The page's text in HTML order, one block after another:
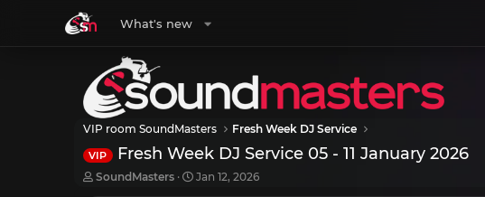
What's new
VIP room SoundMasters Fresh Week DJ Service
VIP Fresh Week DJ Service 05 - 11 January 2026
T
SoundMasters
S
Jan 12, 2026